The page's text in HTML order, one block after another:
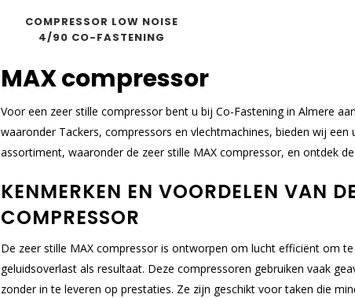
COMPRESSOR LOW NOISE
4/90 CO-FASTENING
MAX compressor
Voor een zeer stille compressor bent u bij Co-Fastening in Almere
waaronder Tackers, compressors en vlechtmachines, bieden wij een
assortiment, waaronder de zeer stille MAX compressor, en ontdek
KENMERKEN EN VOORDELEN VAN
COMPRESSOR
De zeer stille MAX compressor is ontworpen om lucht efficiënt om
geluidsoverlast als resultaat. Deze compressoren gebruiken vaak
zonder in te leveren op prestaties. Ze zijn geschikt voor taken die